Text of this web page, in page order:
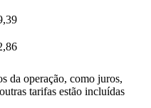
da operação, como juros,
tarifas estão incluídas